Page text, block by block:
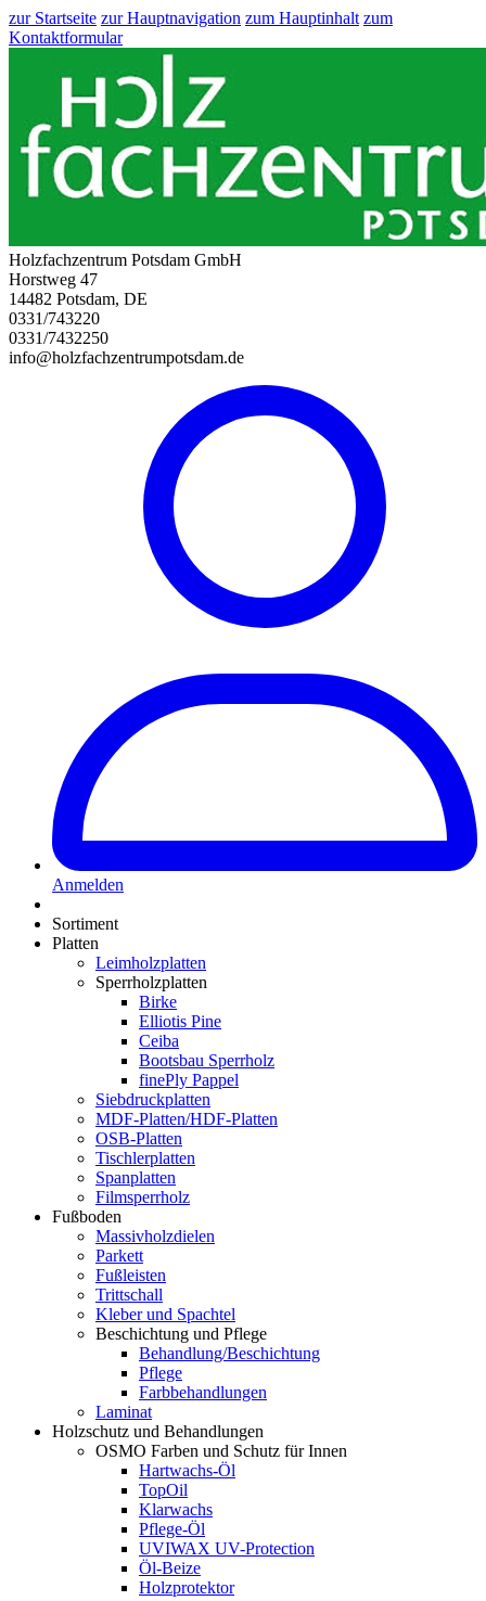
zur Startseite zur Hauptnavigation zum Hauptinhalt zum
Kontaktformular
Holzfachzentrum Potsdam GmbH
Horstweg 47
14482 Potsdam, DE
0331/743220
0331/7432250
info@holzfachzentrumpotsdam.de
Anmelden
Sortiment
Platten
Leimholzplatten
Sperrholzplatten
Birke
Elliotis Pine
Ceiba
Bootsbau Sperrholz
finePly Pappel
Siebdruckplatten
MDF-Platten/HDF-Platten
OSB-Platten
Tischlerplatten
Spanplatten
Filmsperrholz
Fußboden
Massivholzdielen
Parkett
Fußleisten
Trittschall
Kleber und Spachtel
Beschichtung und Pflege
Behandlung/Beschichtung
Pflege
Farbbehandlungen
Laminat
Holzschutz und Behandlungen
OSMO Farben und Schutz für Innen
Hartwachs-Öl
TopOil
Klarwachs
Pflege-Öl
UVIWAX UV-Protection
Öl-Beize
Holzprotektor